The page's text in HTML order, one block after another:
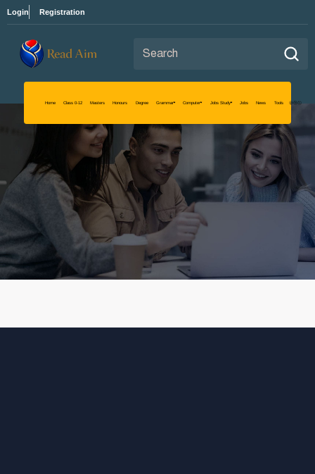
Login Registration
Read Aim